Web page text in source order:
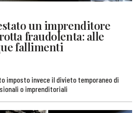
un imprenditore
fraudolenta: alle
fallimenti
imposto invece il divieto temporaneo di
o imprenditoriali